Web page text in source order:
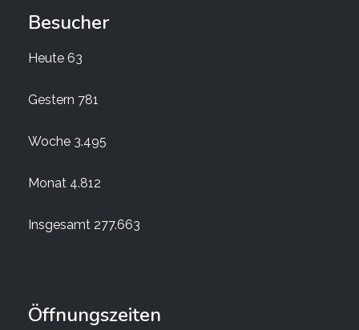
Besucher
Heute 63
Gestern 781
Woche 3.495
Monat 4.812
Insgesamt 277.663
Öffnungszeiten